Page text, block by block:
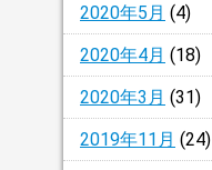
2020年5月 (4)
2020年4月 (18)
2020年3月 (31)
2019年11月 (24)